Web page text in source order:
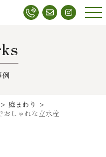
メニ
例
> 庭まわり >
しゃれな立水栓